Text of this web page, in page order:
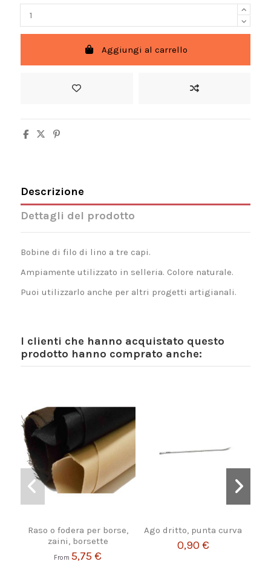
Aggiungi al carrello
Descrizione
Dettagli del prodotto
Bobine di filo di lino a tre capi.
Ampiamente utilizzato in selleria. Colore naturale.
Puoi utilizzarlo anche per altri progetti artigianali.
I clienti che hanno acquistato questo
prodotto hanno comprato anche:
Raso o fodera per borse,
zaini, borsette
From5,75 €
Ago dritto, punta curva
0,90 €